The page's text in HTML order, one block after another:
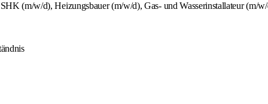
(m/w/d), Heizungsbauer (m/w/d), Gas- und Wasserinstallateur (m/